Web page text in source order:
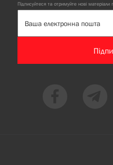
Підписуйтеся та отримуйте нові